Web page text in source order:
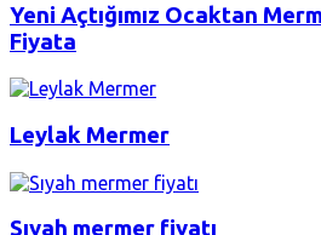
Yeni Açtığımız Ocaktan
Fiyata
Leylak Mermer
Sıyah mermer fiyatı